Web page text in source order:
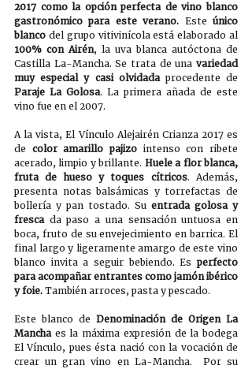
2017 como la opción perfecta de vino blanco
gastronómico para este verano. Este único
blanco
100% con Airén, la uva blanca autóctona de
Castilla La-Mancha. Se trata de una variedad
muy especial y casi olvidada
Paraje La Golosa. La primera añada de este
vino fue en el 2007.
A la vista, El Vínculo Alejairén Crianza 2017 es
de color amarillo pajizo intenso con ribete
acerado, limpio y brillante. Huele a flor blanca,
fruta de hueso y toques cítricos. Además,
presenta notas balsámicas y torrefactas de
bollería y pan tostado. Su entrada golosa y
fresca da paso a una sensación untuosa en
boca, fruto de su envejecimiento en barrica. El
final largo y ligeramente amargo de este vino
blanco invita a seguir bebiendo. Es perfecto
para acompañar entrantes como jamón ibérico
y foie. También arroces, pasta y pescado.
Este blanco de Denominación de Origen La
Mancha es la máxima expresión de la bodega
El Vínculo, pues ésta nació con la vocación de
crear un gran vino en La-Mancha.  Por su